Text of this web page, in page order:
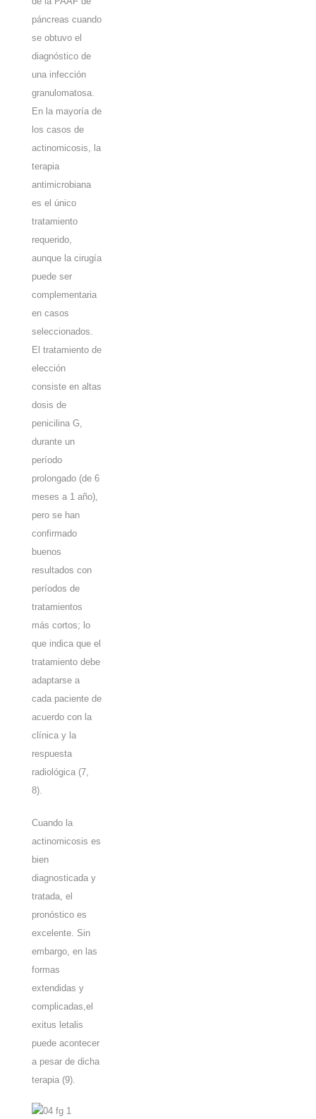
páncreas cuando
se obtuvo el
diagnóstico de
una infección
granulomatosa.
En la mayoría de
los casos de
actinomicosis, la
terapia
antimicrobiana
es el único
tratamiento
requerido,
aunque la cirugía
puede ser
complementaria
en casos
seleccionados.
El tratamiento de
elección
consiste en altas
dosis de
penicilina G,
durante un
período
prolongado (de 6
meses a 1 año),
pero se han
confirmado
buenos
resultados con
períodos de
tratamientos
más cortos; lo
que indica que el
tratamiento debe
adaptarse a
cada paciente de
acuerdo con la
clínica y la
respuesta
radiológica (7,
8)
Cuando la
actinomicosis es
bien
diagnosticada y
tratada, el
pronóstico es
excelente. Sin
embargo, en las
formas
extendidas y
complicadas,el
exitus letalis
puede acontecer
a pesar de dicha
terapia (9)